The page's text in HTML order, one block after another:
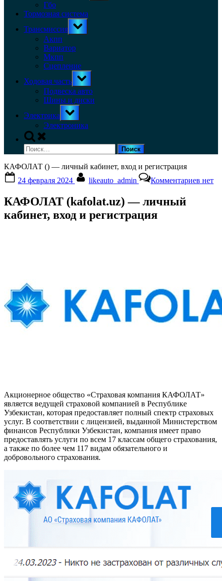
Гбо
Тормозная система
Трансмиссия
Toggle
sub-
Акпп
Вариатор
Мкпп
Сцепление
Ходовая часть
Toggle
sub-
menu
Подвеска авто
Шины и диски
Электрика
Toggle
sub-
menu
Электроника
Toggle
search
form
Найти:
КАФОЛАТ () — личный кабинет, вход и регистрация
on
24 февраля 2024 likeauto_admin Комментариев нет
КАФОЛАТ (kafolat.uz) — личный
кабинет, вход и регистрация
Акционерное общество «Страховая компания КАФОЛАТ»
является ведущей страховой компанией в Республике
Узбекистан, которая предоставляет полный спектр страховых
услуг. В соответствии с лицензией, выданной Министерством
финансов Республики Узбекистан, компания имеет право
предоставлять услуги по всем 17 классам общего страхования,
а также по более чем 117 видам обязательного и
добровольного страхования.